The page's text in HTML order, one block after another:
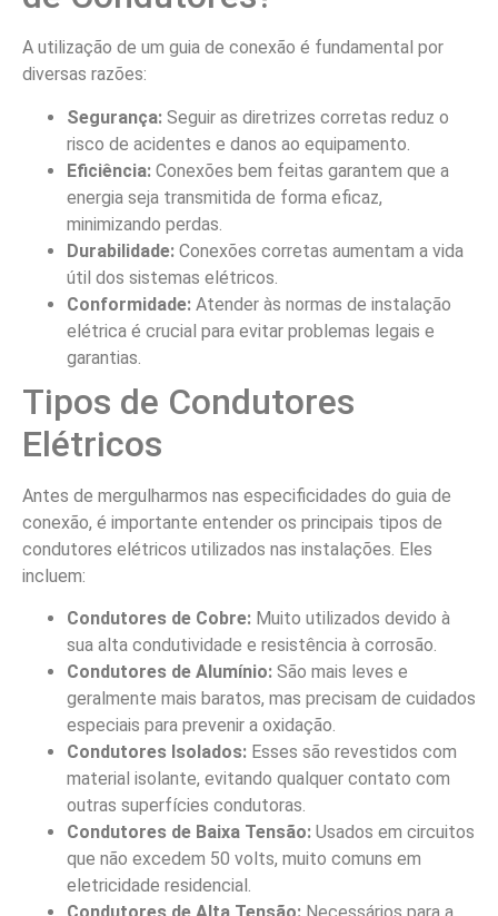
A utilização de um guia de conexão é fundamental por
diversas razões:
Segurança: Seguir as diretrizes corretas reduz o
risco de acidentes e danos ao equipamento.
Eficiência: Conexões bem feitas garantem que a
energia seja transmitida de forma eficaz,
minimizando perdas.
Durabilidade: Conexões corretas aumentam a vida
útil dos sistemas elétricos.
Conformidade: Atender às normas de instalação
elétrica é crucial para evitar problemas legais e
garantias.
Tipos de Condutores
Elétricos
Antes de mergulharmos nas especificidades do guia de
conexão, é importante entender os principais tipos de
condutores elétricos utilizados nas instalações. Eles
incluem:
Condutores de Cobre: Muito utilizados devido à
sua alta condutividade e resistência à corrosão.
Condutores de Alumínio: São mais leves e
geralmente mais baratos, mas precisam de cuidados
especiais para prevenir a oxidação.
Condutores Isolados: Esses são revestidos com
material isolante, evitando qualquer contato com
outras superfícies condutoras.
Condutores de Baixa Tensão: Usados em circuitos
que não excedem 50 volts, muito comuns em
eletricidade residencial.